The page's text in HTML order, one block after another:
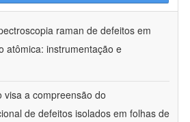
raman de defeitos em
atômica: instrumentação e
visa a compreensão do
de defeitos isolados em folhas de